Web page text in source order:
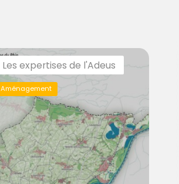
Les expertises de l'Adeus
Aménagement